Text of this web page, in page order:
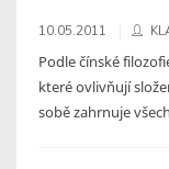
10.05.2011
Podle čínské
které ovlivňují
sobě zahrnuje